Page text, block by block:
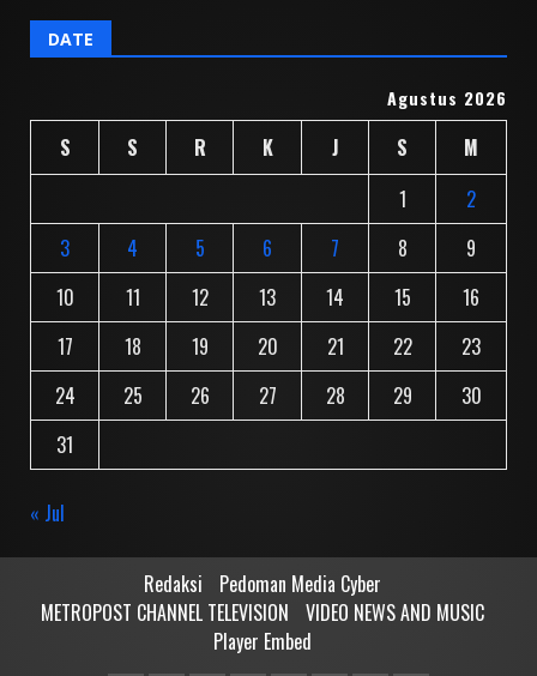
DATE
Agustus 2026
S S R K J S
M
1
2
3
4 5 6 7 8
9
10
11 12 13 14 15
16
17
18 19 20 21 22
23
24
25 26 27 28 29
30
31
« Jul
Redaksi
Pedoman Media Cyber
METROPOST CHANNEL TELEVISION
VIDEO NEWS AND MUSIC
Player Embed